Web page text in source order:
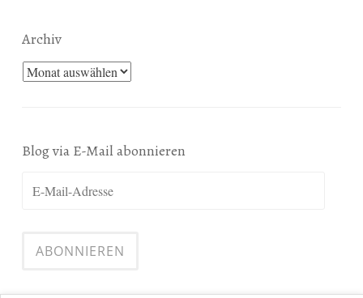
Archiv
Archiv
Blog via E-Mail abonnieren
E-
ABONNIEREN